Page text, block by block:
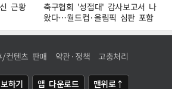
근황
축구협회 '성접대' 감사보고서 나
왔다…월드컵·올림픽 심판 포함
/컨텐츠 판매 약관·정책 고충처리
하기 앱 다운로드 맨위로↑